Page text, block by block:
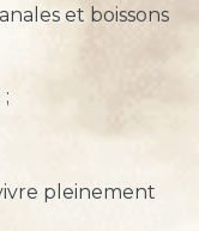
et boissons
pleinement